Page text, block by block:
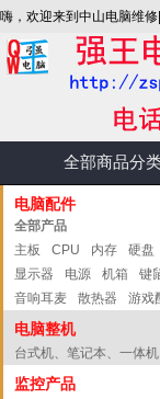
嗨，欢迎来到中山电脑维
全部商品分
电脑配件
全部产品
主板
CPU 内存 硬盘
显示器
电源 机箱 键
音响耳麦
散热器 游戏
电脑整机
台式机、笔记本、一体机
监控产品